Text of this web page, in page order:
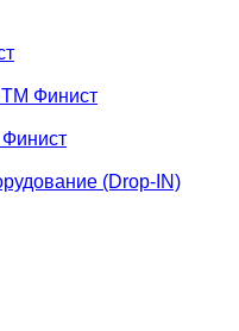
ТМ Финист
(Drop-IN)